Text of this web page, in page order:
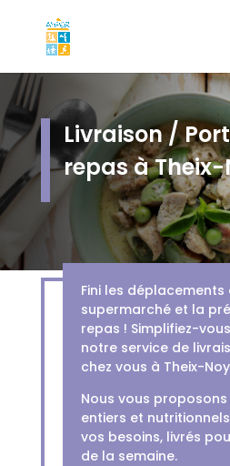
Livraison /
repas à
Fini les déplacements
supermarché et la
repas ! Simplifiez-
notre service de
chez vous à Theix-
Nous vous
entiers et
vos besoins, livrés
de la semaine.